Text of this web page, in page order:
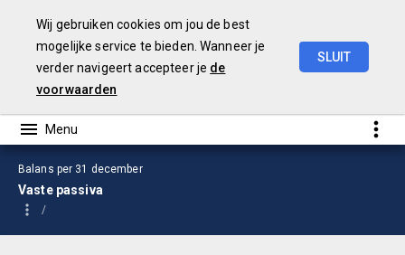
Wij gebruiken cookies om jou de best
mogelijke service te bieden. Wanneer je
verder navigeert accepteer je de
voorwaarden
SLUIT
Balans per 31 december
Vaste passiva